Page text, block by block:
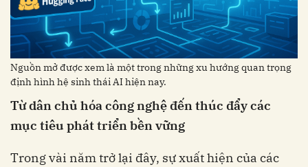
Nguồn mở được xem là một trong những xu hướng quan trọng
định hình hệ sinh thái AI hiện nay.
Từ dân chủ hóa công nghệ đến thúc đẩy các
mục tiêu phát triển bền vững
Trong vài năm trở lại đây, sự xuất hiện của các